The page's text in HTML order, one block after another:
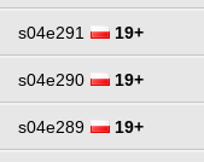
s04e291 19+
s04e290 19+
s04e289 19+